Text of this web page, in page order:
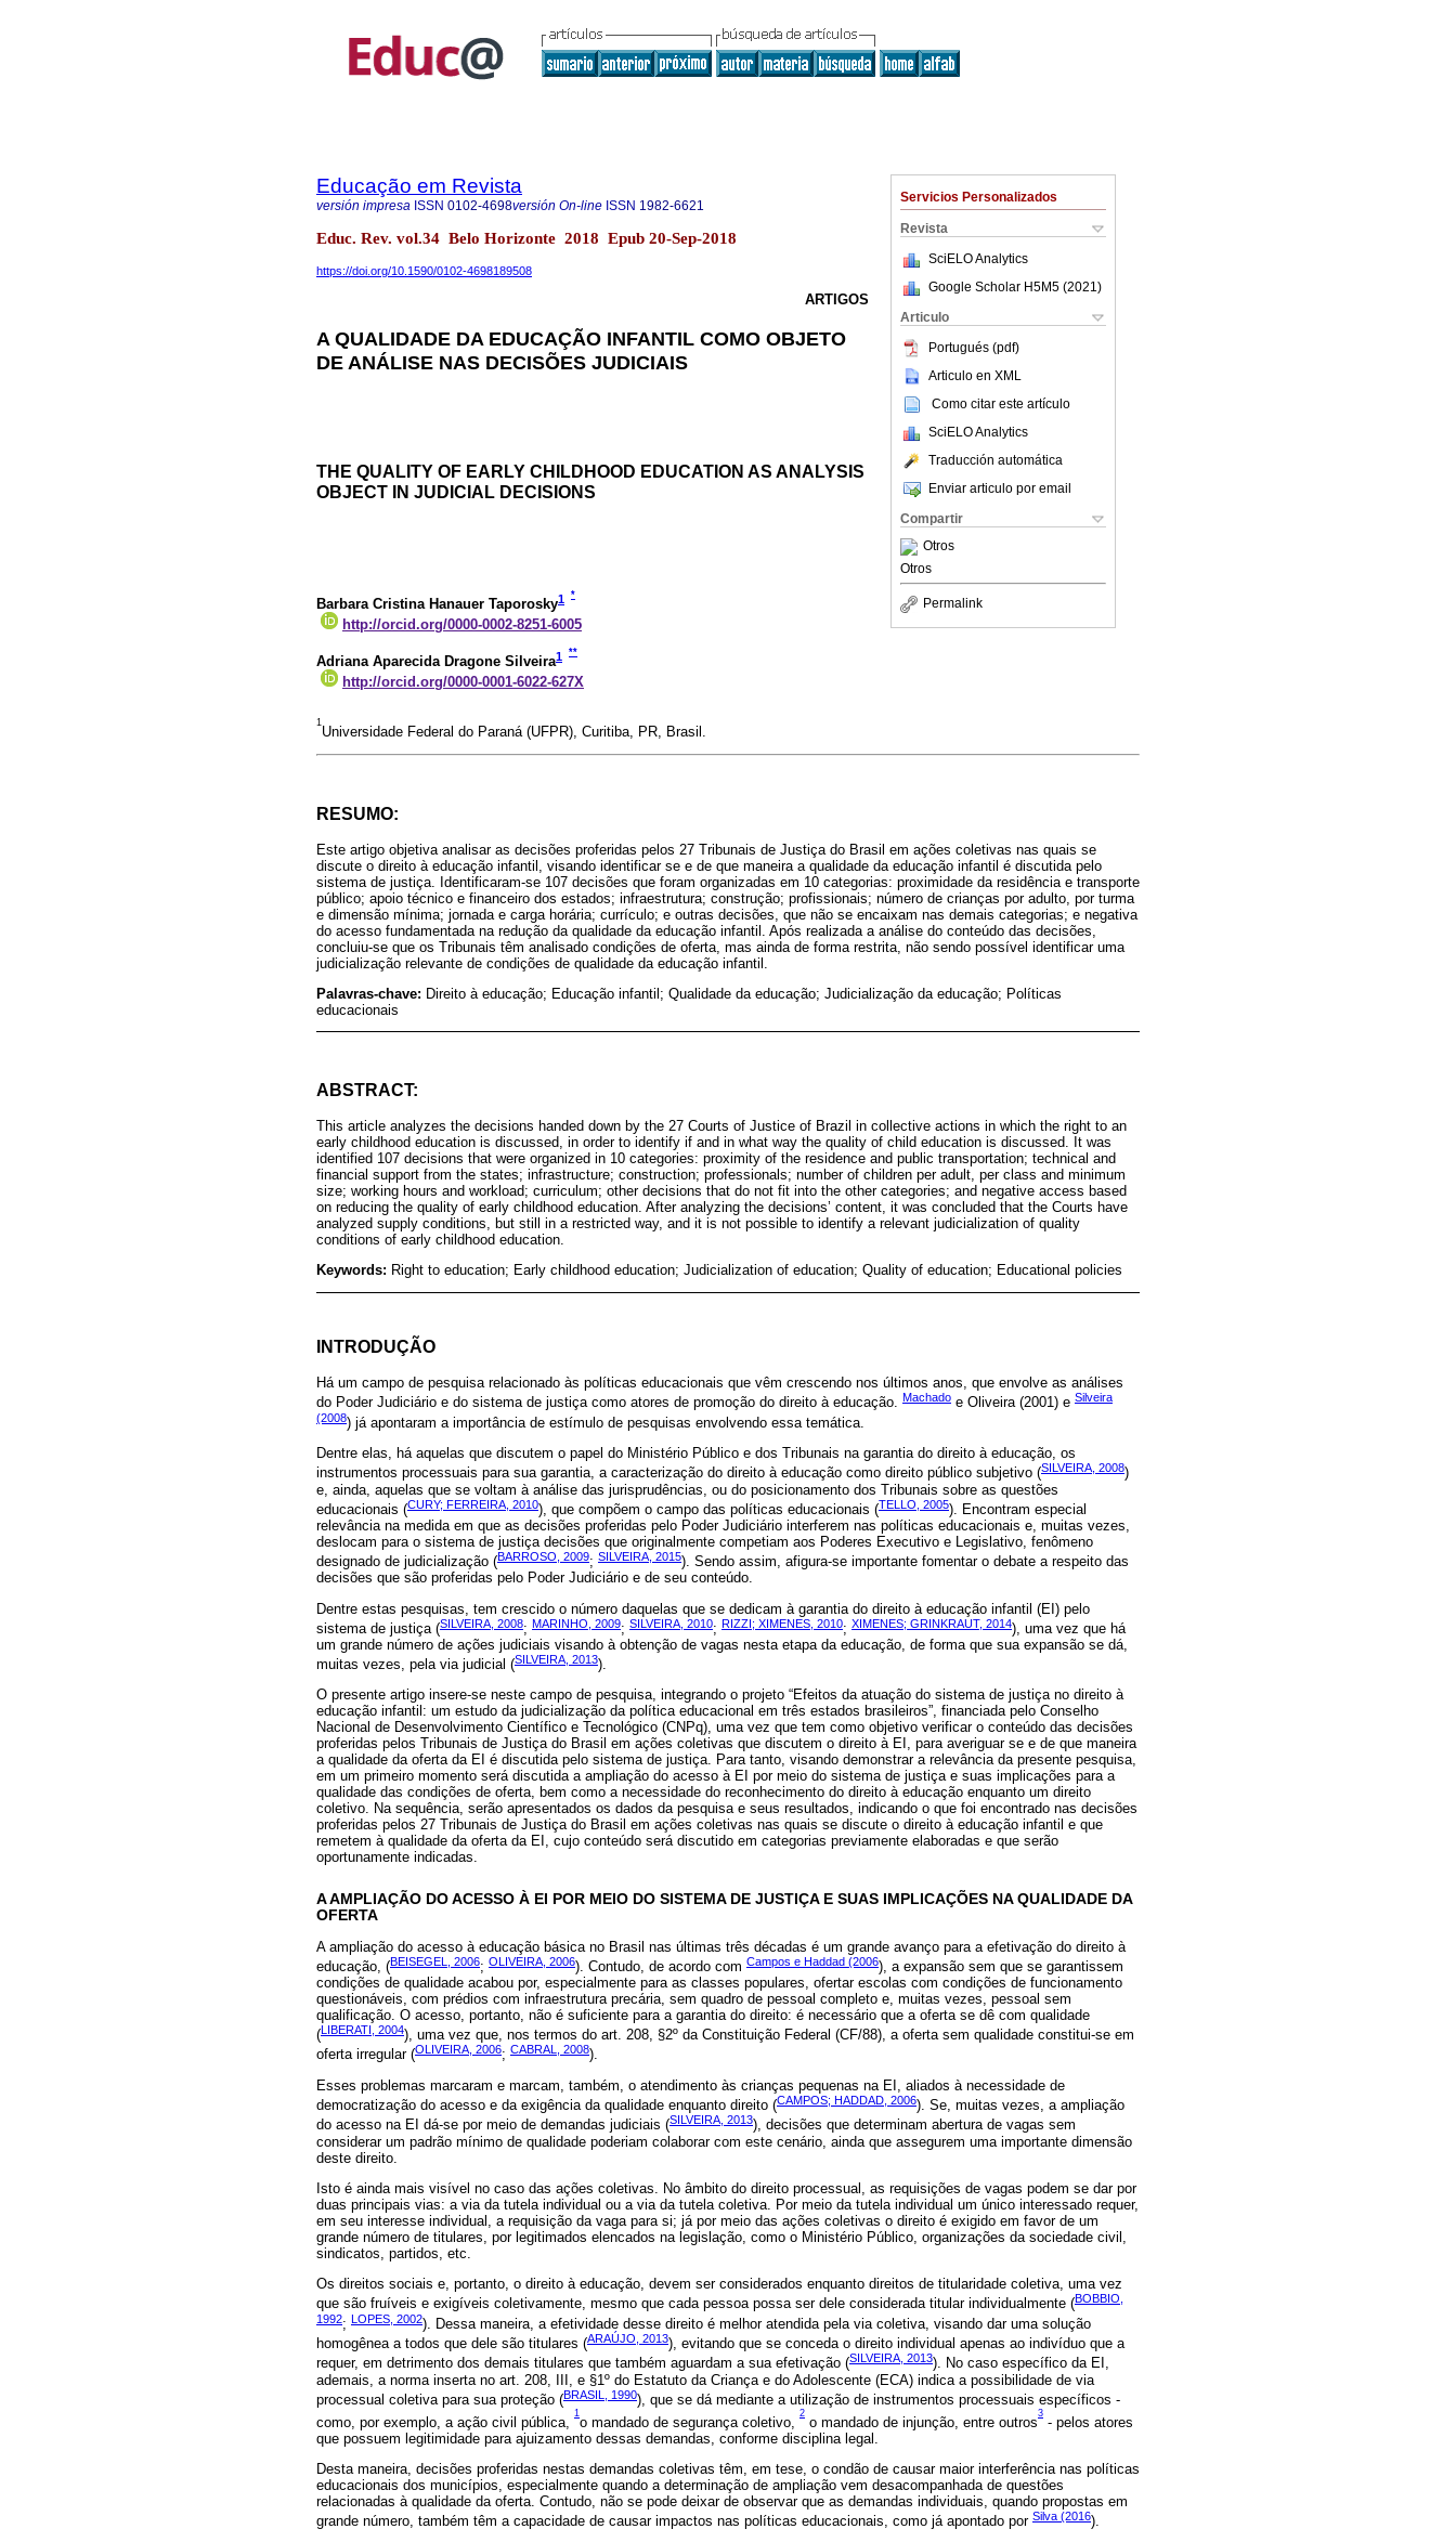
Servicios Personalizados
Revista
SciELO Analytics
Google Scholar H5M5 (2021 )
Articulo
Portugués (pdf)
Articulo en XML
Como citar este artículo
SciELO Analytics
Traducción automática
Enviar articulo por email
Compartir
Otros
Otros
Permalink
Educação em Revista
versión impresa ISSN 0102-4698versión On-line ISSN 1982-6621
Educ. Rev. vol.34 Belo Horizonte 2018 Epub 20-Sep-2018
https://doi.org/10.1590/0102-4698189508
ARTIGOS
A QUALIDADE DA EDUCAÇÃO INFANTIL COMO OBJETO
DE ANÁLISE NAS DECISÕES JUDICIAIS
THE QUALITY OF EARLY CHILDHOOD EDUCATION AS ANALYSIS
OBJECT IN JUDICIAL DECISIONS
Barbara Cristina Hanauer Taporosky1 *
http://orcid.org/0000-0002-8251-6005
Adriana Aparecida Dragone Silveira1 **
http://orcid.org/0000-0001-6022-627X
1
Universidade Federal do Paraná (UFPR), Curitiba, PR, Brasil.
RESUMO:
Este artigo objetiva analisar as decisões proferidas pelos 27 Tribunais de Justiça do Brasil em ações coletivas nas quais se
discute o direito à educação infantil, visando identificar se e de que maneira a qualidade da educação infantil é discutida pelo
sistema de justiça. Identificaram-se 107 decisões que foram organizadas em 10 categorias: proximidade da residência e transporte
público; apoio técnico e financeiro dos estados; infraestrutura; construção; profissionais; número de crianças por adulto, por turma
e dimensão mínima; jornada e carga horária; currículo; e outras decisões, que não se encaixam nas demais categorias; e negativa
do acesso fundamentada na redução da qualidade da educação infantil. Após realizada a análise do conteúdo das decisões,
concluiu-se que os Tribunais têm analisado condições de oferta, mas ainda de forma restrita, não sendo possível identificar uma
judicialização relevante de condições de qualidade da educação infantil.
Palavras-chave: Direito à educação; Educação infantil; Qualidade da educação; Judicialização da educação; Políticas
educacionais
ABSTRACT:
This article analyzes the decisions handed down by the 27 Courts of Justice of Brazil in collective actions in which the right to an
early childhood education is discussed, in order to identify if and in what way the quality of child education is discussed. It was
identified 107 decisions that were organized in 10 categories: proximity of the residence and public transportation; technical and
financial support from the states; infrastructure; construction; professionals; number of children per adult, per class and minimum
size; working hours and workload; curriculum; other decisions that do not fit into the other categories; and negative access based
on reducing the quality of early childhood education. After analyzing the decisions’ content, it was concluded that the Courts have
analyzed supply conditions, but still in a restricted way, and it is not possible to identify a relevant judicialization of quality
conditions of early childhood education.
Keywords: Right to education; Early childhood education; Judicialization of education; Quality of education; Educational policies
INTRODUÇÃO
Há um campo de pesquisa relacionado às políticas educacionais que vêm crescendo nos últimos anos, que envolve as análises
do Poder Judiciário e do sistema de justiça como atores de promoção do direito à educação. Machado e Oliveira (2001) e Silveira
(2008) já apontaram a importância de estímulo de pesquisas envolvendo essa temática.
Dentre elas, há aquelas que discutem o papel do Ministério Público e dos Tribunais na garantia do direito à educação, os
instrumentos processuais para sua garantia, a caracterização do direito à educação como direito público subjetivo (SILVEIRA, 2008)
e, ainda, aquelas que se voltam à análise das jurisprudências, ou do posicionamento dos Tribunais sobre as questões
educacionais (CURY; FERREIRA, 2010), que compõem o campo das políticas educacionais (TELLO, 2005). Encontram especial
relevância na medida em que as decisões proferidas pelo Poder Judiciário interferem nas políticas educacionais e, muitas vezes,
deslocam para o sistema de justiça decisões que originalmente competiam aos Poderes Executivo e Legislativo, fenômeno
designado de judicialização (BARROSO, 2009; SILVEIRA, 2015). Sendo assim, afigura-se importante fomentar o debate a respeito das
decisões que são proferidas pelo Poder Judiciário e de seu conteúdo.
Dentre estas pesquisas, tem crescido o número daquelas que se dedicam à garantia do direito à educação infantil (EI) pelo
sistema de justiça (SILVEIRA, 2008; MARINHO, 2009; SILVEIRA, 2010; RIZZI; XIMENES, 2010; XIMENES; GRINKRAUT, 2014), uma vez que há
um grande número de ações judiciais visando à obtenção de vagas nesta etapa da educação, de forma que sua expansão se dá,
muitas vezes, pela via judicial (SILVEIRA, 2013).
O presente artigo insere-se neste campo de pesquisa, integrando o projeto “Efeitos da atuação do sistema de justiça no direito à
educação infantil: um estudo da judicialização da política educacional em três estados brasileiros”, financiada pelo Conselho
Nacional de Desenvolvimento Científico e Tecnológico (CNPq), uma vez que tem como objetivo verificar o conteúdo das decisões
proferidas pelos Tribunais de Justiça do Brasil em ações coletivas que discutem o direito à EI, para averiguar se e de que maneira
a qualidade da oferta da EI é discutida pelo sistema de justiça. Para tanto, visando demonstrar a relevância da presente pesquisa,
em um primeiro momento será discutida a ampliação do acesso à EI por meio do sistema de justiça e suas implicações para a
qualidade das condições de oferta, bem como a necessidade do reconhecimento do direito à educação enquanto um direito
coletivo. Na sequência, serão apresentados os dados da pesquisa e seus resultados, indicando o que foi encontrado nas decisões
proferidas pelos 27 Tribunais de Justiça do Brasil em ações coletivas nas quais se discute o direito à educação infantil e que
remetem à qualidade da oferta da EI, cujo conteúdo será discutido em categorias previamente elaboradas e que serão
oportunamente indicadas.
A AMPLIAÇÃO DO ACESSO À EI POR MEIO DO SISTEMA DE JUSTIÇA E SUAS IMPLICAÇÕES NA QUALIDADE DA
OFERTA
A ampliação do acesso à educação básica no Brasil nas últimas três décadas é um grande avanço para a efetivação do direito à
educação, (BEISEGEL, 2006; OLIVEIRA, 2006). Contudo, de acordo com Campos e Haddad (2006), a expansão sem que se garantissem
condições de qualidade acabou por, especialmente para as classes populares, ofertar escolas com condições de funcionamento
questionáveis, com prédios com infraestrutura precária, sem quadro de pessoal completo e, muitas vezes, pessoal sem
qualificação. O acesso, portanto, não é suficiente para a garantia do direito: é necessário que a oferta se dê com qualidade
(LIBERATI, 2004), uma vez que, nos termos do art. 208, §2º da Constituição Federal (CF/88), a oferta sem qualidade constitui-se em
oferta irregular (OLIVEIRA, 2006; CABRAL, 2008).
Esses problemas marcaram e marcam, também, o atendimento às crianças pequenas na EI, aliados à necessidade de
democratização do acesso e da exigência da qualidade enquanto direito (CAMPOS; HADDAD, 2006). Se, muitas vezes, a ampliação
do acesso na EI dá-se por meio de demandas judiciais (SILVEIRA, 2013), decisões que determinam abertura de vagas sem
considerar um padrão mínimo de qualidade poderiam colaborar com este cenário, ainda que assegurem uma importante dimensão
deste direito.
Isto é ainda mais visível no caso das ações coletivas. No âmbito do direito processual, as requisições de vagas podem se dar por
duas principais vias: a via da tutela individual ou a via da tutela coletiva. Por meio da tutela individual um único interessado requer,
em seu interesse individual, a requisição da vaga para si; já por meio das ações coletivas o direito é exigido em favor de um
grande número de titulares, por legitimados elencados na legislação, como o Ministério Público, organizações da sociedade civil,
sindicatos, partidos, etc.
Os direitos sociais e, portanto, o direito à educação, devem ser considerados enquanto direitos de titularidade coletiva, uma vez
que são fruíveis e exigíveis coletivamente, mesmo que cada pessoa possa ser dele considerada titular individualmente (BOBBIO,
1992; LOPES, 2002). Dessa maneira, a efetividade desse direito é melhor atendida pela via coletiva, visando dar uma solução
homogênea a todos que dele são titulares (ARAÚJO, 2013), evitando que se conceda o direito individual apenas ao indivíduo que a
requer, em detrimento dos demais titulares que também aguardam a sua efetivação (SILVEIRA, 2013). No caso específico da EI,
ademais, a norma inserta no art. 208, III, e §1º do Estatuto da Criança e do Adolescente (ECA) indica a possibilidade de via
processual coletiva para sua proteção (BRASIL, 1990), que se dá mediante a utilização de instrumentos processuais específicos -
como, por exemplo, a ação civil pública,
1
o mandado de segurança coletivo,
2
o mandado de injunção, entre outros
3
- pelos atores
que possuem legitimidade para ajuizamento dessas demandas, conforme disciplina legal.
Desta maneira, decisões proferidas nestas demandas coletivas têm, em tese, o condão de causar maior interferência nas políticas
educacionais dos municípios, especialmente quando a determinação de ampliação vem desacompanhada de questões
relacionadas à qualidade da oferta. Contudo, não se pode deixar de observar que as demandas individuais, quando propostas em
grande número, também têm a capacidade de causar impactos nas políticas educacionais, como já apontado por Silva (2016).